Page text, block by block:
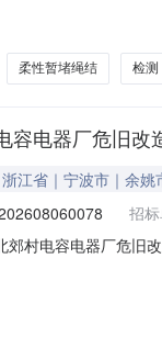
3口井压裂风险服务
标价格：见附表三、
柔性暂堵绳结 检测
容电器厂危旧改
浙江省｜宁波市｜余姚
招标
郊村电容电器厂危旧
0.45万元服务内容：
，价